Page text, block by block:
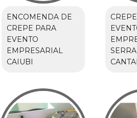
ENCOMENDA DE
CREPE PARA
EVENTO
EMPRESARIAL
CAIUBI